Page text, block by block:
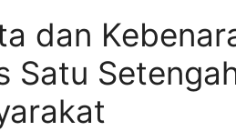
dan
Satu